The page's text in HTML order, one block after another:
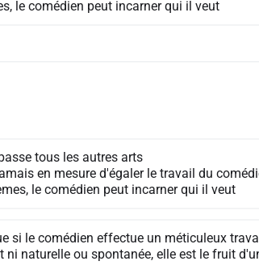
le comédien peut incarner qui il veut
tous les autres arts
en mesure d'égaler le travail du
le comédien peut incarner qui il veut
si le comédien effectue un méticuleux
ni naturelle ou spontanée, elle est le fruit